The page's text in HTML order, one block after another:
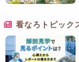
看なろトピック